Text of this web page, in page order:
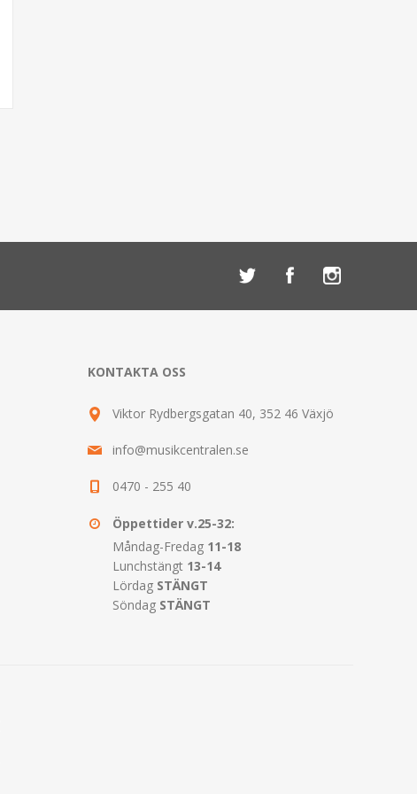
KONTAKTA OSS
Viktor Rydbergsgatan 40, 352 46 Växjö
info@musikcentralen.se
0470 - 255 40
Öppettider v.25-32:
Måndag-Fredag 11-18
Lunchstängt 13-14
Lördag STÄNGT
Söndag STÄNGT